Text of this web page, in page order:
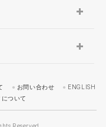
お問い合わせ
ENGLISH
ついて